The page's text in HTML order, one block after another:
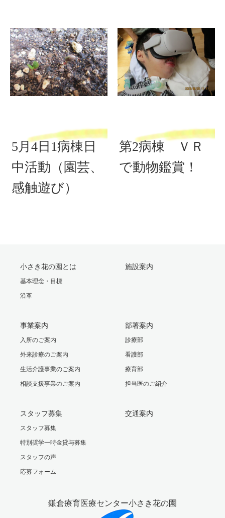
5月4日1病棟日
中活動（園芸、
感触遊び）
第2病棟 ＶＲ
で動物鑑賞！
小さき花の園とは
基本理念・目標
沿革
施設案内
事業案内
入所のご案内
外来診療のご案内
生活介護事業のご案内
相談支援事業のご案内
部署案内
診療部
看護部
療育部
担当医のご紹介
スタッフ募集
スタッフ募集
特別奨学一時金貸与募集
スタッフの声
応募フォーム
交通案内
鎌倉療育医療センター小さき花の園